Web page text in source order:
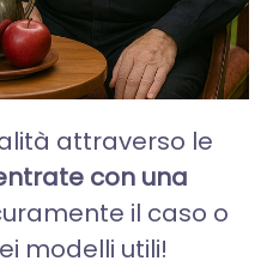
attraverso le
con una
il caso o
modelli utili!